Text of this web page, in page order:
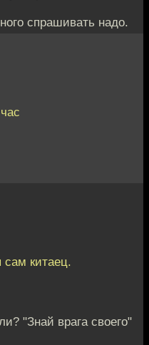
спрашивать надо.
китаец.
"Знай врага своего"